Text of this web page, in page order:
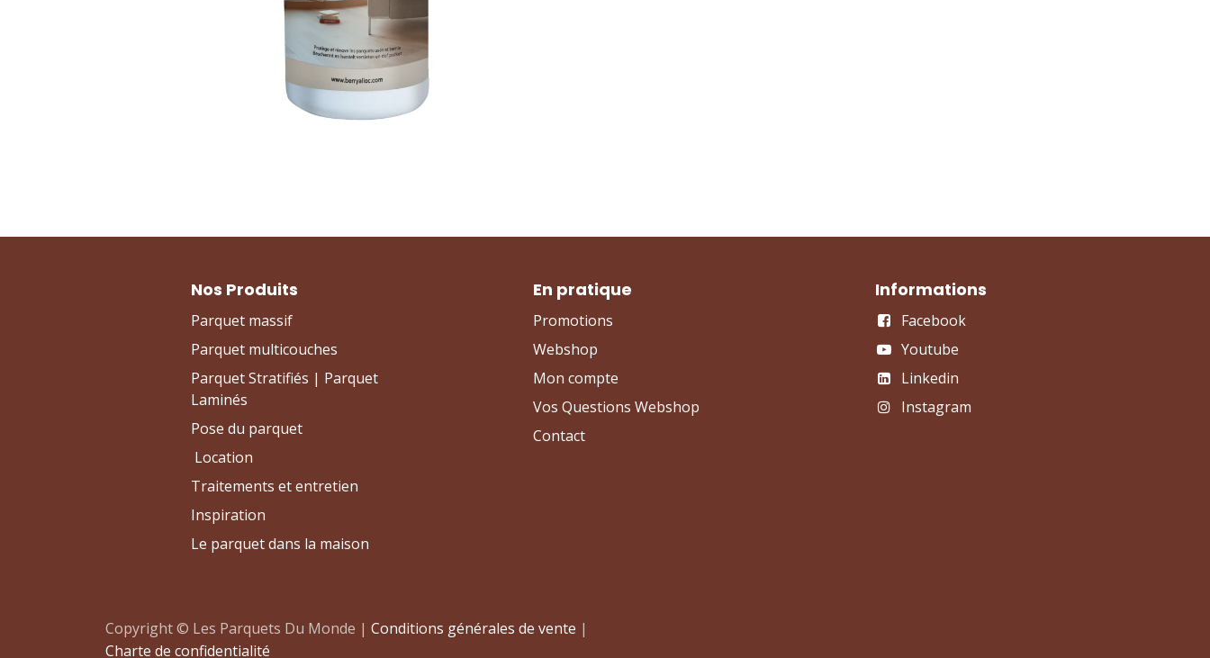
Nos Produits
Parquet massif
Parquet multicouches
Parquet Stratifiés | Parquet
Laminés
Pose du parquet
Location
Traitements et entretien
Inspiration
Le parquet dans la maison
En pratique
Promotions
Webshop
Mon compte
Vos Questions Webshop
Contact
Informations
Facebook
Youtube
Linkedin
Instagram
Copyright © Les Parquets Du Monde | Conditions générales de vente |
Charte de confidentialité